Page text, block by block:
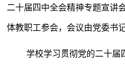
二十届四中全会精神专题宣讲
体教职工参会，会议由党委书
学校学习贯彻党的二十届